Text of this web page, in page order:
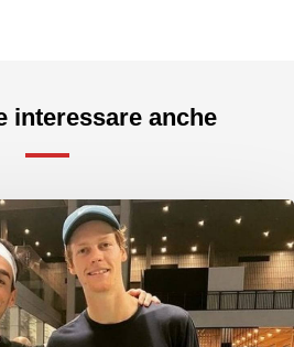
interessare anche